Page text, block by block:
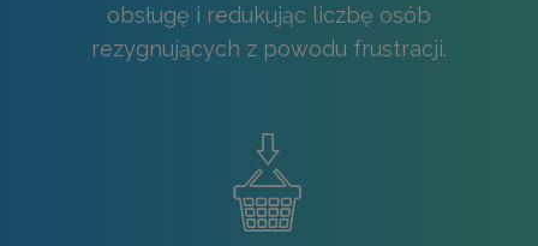
obsługę i redukując liczbę osób
rezygnujących z powodu frustracji.